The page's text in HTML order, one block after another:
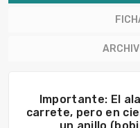
Importante: El
carrete, pero en
un anillo